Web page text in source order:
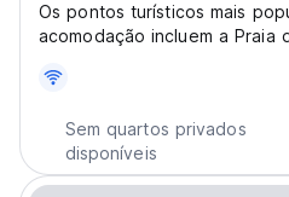
Os pontos turísticos mais
acomodação incluem a Praia
próximo é o Aeroporto
km do Navio Hostel &
Sem quartos privados
disponíveis